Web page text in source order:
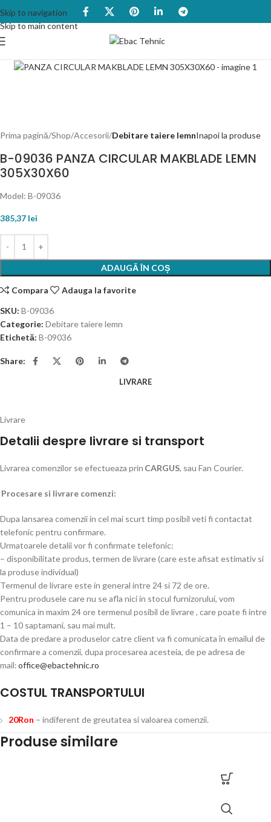
Skip to navigation
Skip to main content
Prima pagină Shop Accesorii Debitare taiere lemnInapoi la produse
B-09036 PANZA CIRCULAR MAKBLADE LEMN
305X30X60
Model: B-09036
385,37 lei
ADAUGĂ ÎN COȘ
Compara
Adauga la favorite
SKU: B-09036
Categorie: Debitare taiere lemn
Etichetă: B-09036
Share:
LIVRARE
Livrare
Detalii despre livrare si transport
Livrarea comenzilor se efectueaza prin CARGUS, sau Fan Courier.
Procesare si livrare comenzi:
Dupa lansarea comenzii in cel mai scurt timp posibil veti fi contactat
telefonic pentru confirmare.
Urmatoarele detalii vor fi confirmate telefonic:
– disponibilitate produs, termen de livrare (care este afisat estimativ si
la produse individual)
Termenul de livrare este in general intre 24 si 72 de ore.
Pentru produsele care nu se afla nici in stocul furnizorului, vom
comunica in maxim 24 ore termenul posibil de livrare , care poate fi intre
1 – 10 saptamani, sau mai mult.
Data de predare a produselor catre client va fi comunicata în emailul de
confirmare a comenzii, dupa procesarea acesteia, de pe adresa de
mail:office@ebactehnic.ro
COSTUL TRANSPORTULUI
20Ron – indiferent de greutatea si valoarea comenzii.
Produse similare